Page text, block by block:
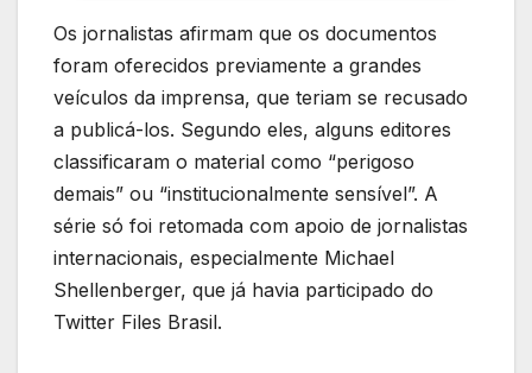
Os jornalistas afirmam que os documentos
foram oferecidos previamente a grandes
veículos da imprensa, que teriam se recusado
a publicá-los. Segundo eles, alguns editores
classificaram o material como “perigoso
demais” ou “institucionalmente sensível”. A
série só foi retomada com apoio de jornalistas
internacionais, especialmente Michael
Shellenberger, que já havia participado do
Twitter Files Brasil.